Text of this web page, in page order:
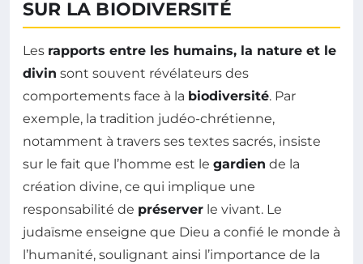
SUR LA BIODIVERSITÉ
Les rapports entre les humains, la nature et le
divin sont souvent révélateurs des
comportements face à la biodiversité. Par
exemple, la tradition judéo-chrétienne,
notamment à travers ses textes sacrés, insiste
sur le fait que l’homme est le gardien de la
création divine, ce qui implique une
responsabilité de préserver le vivant. Le
judaïsme enseigne que Dieu a confié le monde à
l’humanité, soulignant ainsi l’importance de la